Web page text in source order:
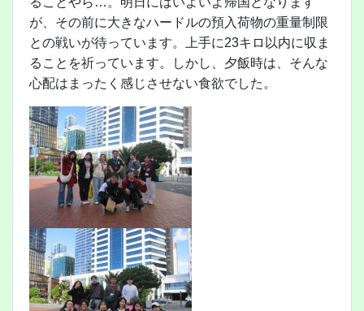
が、その前に大きなハードルの預入荷物の重量制限
との戦いが待っています。上手に23キロ以内に収ま
ることを祈っています。しかし、夕飯時は、そんな
心配はまったく感じさせない食欲でした。